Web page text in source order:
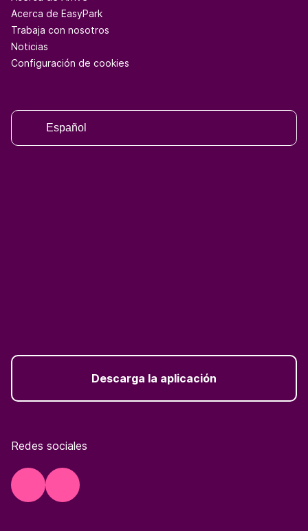
Acerca de EasyPark
Trabaja con nosotros
Noticias
Configuración de cookies
Español
Descarga la aplicación
Redes sociales